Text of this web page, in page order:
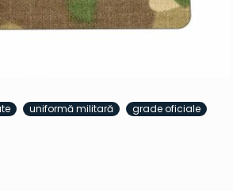
uniformă militară
grade oficiale